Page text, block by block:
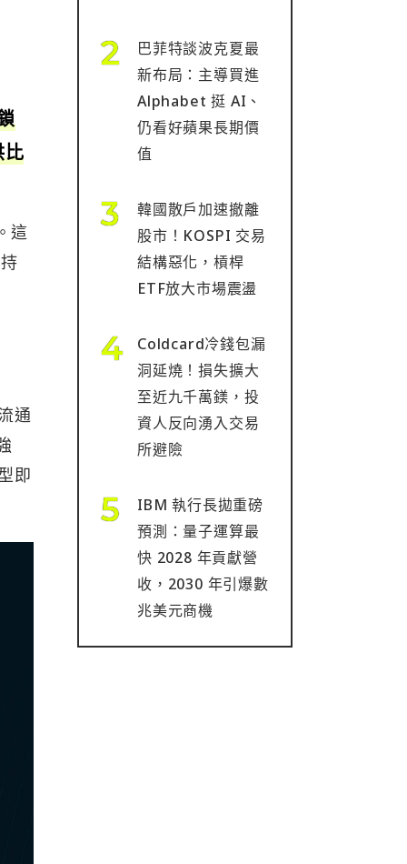
比
這
通
即
巴菲特談波克夏最
新布局：主導買進
Alphabet 挺 AI、
仍看好蘋果長期價
值
韓國散戶加速撤離
股市！KOSPI 交易
結構惡化，槓桿
ETF放大市場震盪
Coldcard冷錢包漏
洞延燒！損失擴大
至近九千萬鎂，投
資人反向湧入交易
所避險
IBM 執行長拋重磅
預測：量子運算最
快 2028 年貢獻營
收，2030 年引爆數
兆美元商機